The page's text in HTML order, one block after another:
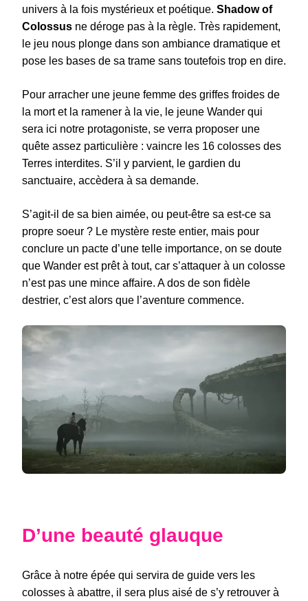
univers à la fois mystérieux et poétique. Shadow of
Colossus ne déroge pas à la règle. Très rapidement,
le jeu nous plonge dans son ambiance dramatique et
pose les bases de sa trame sans toutefois trop en dire.
Pour arracher une jeune femme des griffes froides de
la mort et la ramener à la vie, le jeune Wander qui
sera ici notre protagoniste, se verra proposer une
quête assez particulière : vaincre les 16 colosses des
Terres interdites. S’il y parvient, le gardien du
sanctuaire, accèdera à sa demande.
S’agit-il de sa bien aimée, ou peut-être sa est-ce sa
propre soeur ? Le mystère reste entier, mais pour
conclure un pacte d’une telle importance, on se doute
que Wander est prêt à tout, car s’attaquer à un colosse
n’est pas une mince affaire. A dos de son fidèle
destrier, c’est alors que l’aventure commence.
D’une beauté glauque
Grâce à notre épée qui servira de guide vers les
colosses à abattre, il sera plus aisé de s’y retrouver à